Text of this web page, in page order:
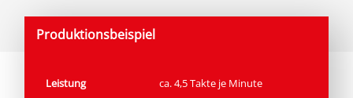
Produktionsbeispiel
Leistung
ca. 4,5 Takte je Minute